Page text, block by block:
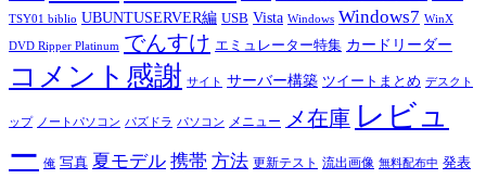
TSY01 biblio UBUNTUSERVER編 USB Vista Windows Windows7 WinX
DVD Ripper Platinum でんすけ エミュレーター特集 カードリーダー
コメント感謝 サイト サーバー構築 ツイートまとめ デスクト
ップ ノートパソコン パズドラ パソコン メニュー メ在庫 レビュ
ー 俺 写真 夏モデル 携帯 方法 更新テスト 流出画像 無料配布中 発表